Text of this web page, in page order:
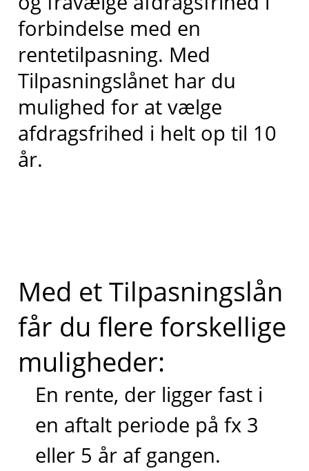
forbindelse med en
rentetilpasning. Med
Tilpasningslånet har du
mulighed for at vælge
afdragsfrihed i helt op til 10
år.
Med et Tilpasningslån
får du flere forskellige
muligheder:
En rente, der ligger fast i
en aftalt periode på fx 3
eller 5 år af gangen.